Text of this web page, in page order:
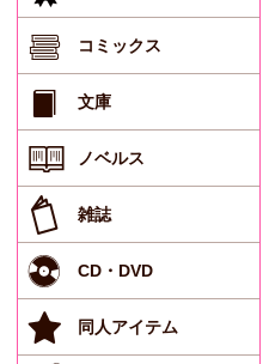
コミックス
文庫
ノベルス
雑誌
CD・DVD
同人アイテム